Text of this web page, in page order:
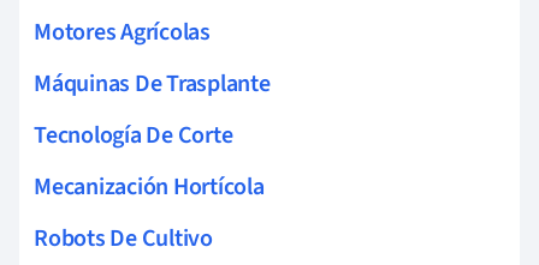
Motores Agrícolas
Máquinas De Trasplante
Tecnología De Corte
Mecanización Hortícola
Robots De Cultivo